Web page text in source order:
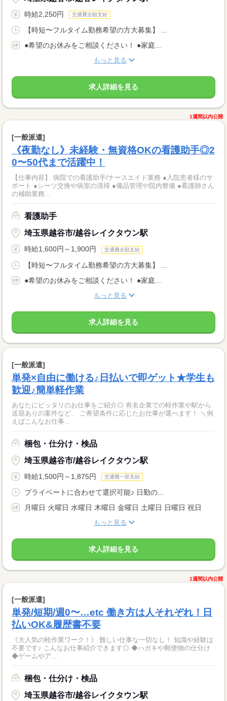
時給2,250円 交通費全額支給
【時短〜フルタイム勤務希望の方大募集】 ...
●希望のお休みをご相談ください！ ●家庭...
もっと見る
求人詳細を見る
1週間以内公開
[一般派遣]
《夜勤なし》未経験・無資格OKの看護助手◎2
0〜50代まで活躍中！
【仕事内容】 病院での看護助手/ナースエイド業務 ●入院患者様のサ
ポート ●シーツ交換や病室の清掃 ●備品管理や院内整備 ●看護師さん
の補助業務...
看護助手
埼玉県越谷市/越谷レイクタウン駅
時給1,600円～1,900円 交通費全額支給
【時短〜フルタイム勤務希望の方大募集】 ...
●希望のお休みをご相談ください！ ●家庭...
もっと見る
求人詳細を見る
[一般派遣]
単発×自由に働ける♪日払いで即ゲット★学生も
歓迎♪簡単軽作業
あなたにピッタリのお仕事をご紹介◎ 有名企業での軽作業や駅から
送迎ありの案件など、 ご希望条件に応じたお仕事が選べます！ ＼例
えばこんなお仕事...
梱包・仕分け・検品
埼玉県越谷市/越谷レイクタウン駅
時給1,500円～1,875円 交通費一部支給
プライベートに合わせて選択可能♪ 日勤の...
月曜日 火曜日 水曜日 木曜日 金曜日 土曜日 日曜日 祝日
もっと見る
求人詳細を見る
1週間以内公開
[一般派遣]
単発/短期/週0〜…etc 働き方は人それぞれ！日
払いOK&履歴書不要
《大人気の軽作業ワーク！》 難しい仕事な一切なし！ 知識や経験は
不要です♪ こんなお仕事紹介できます◎ ◆ハガキや郵便物の仕分け
◆ゲームやア...
梱包・仕分け・検品
埼玉県越谷市/越谷レイクタウン駅